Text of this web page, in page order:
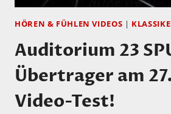
HÖREN & FÜHLEN VIDEOS |
Auditorium 23
Übertrager am
Video-Test!